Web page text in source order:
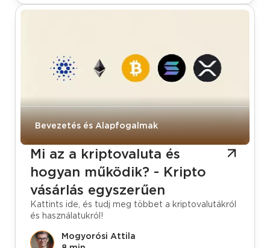
Bevezetés és Alapfogalmak
Mi az a kriptovaluta és
hogyan működik? - Kripto
vásárlás egyszerűen
Kattints ide, és tudj meg többet a kriptovalutákról
és használatukról!
Mogyorósi Attila